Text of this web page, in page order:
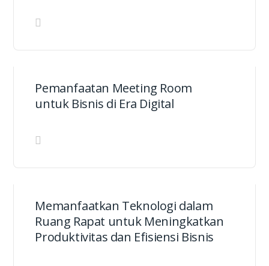
Pemanfaatan Meeting Room
untuk Bisnis di Era Digital
Memanfaatkan Teknologi dalam
Ruang Rapat untuk Meningkatkan
Produktivitas dan Efisiensi Bisnis